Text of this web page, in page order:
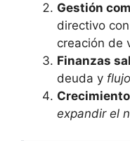
Gestión
directivo con
creación de
Finanzas
deuda y
expandir el